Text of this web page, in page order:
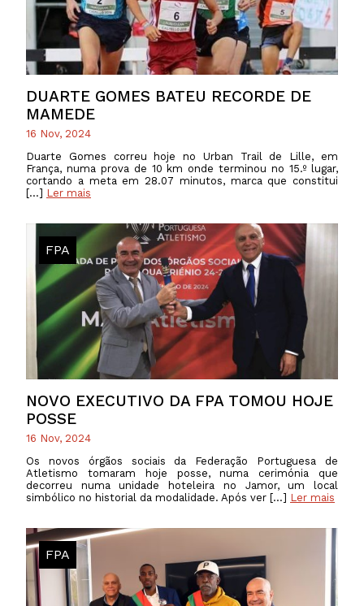
DUARTE GOMES BATEU RECORDE DE
MAMEDE
16 Nov, 2024
Duarte Gomes correu hoje no Urban Trail de Lille, em
França, numa prova de 10 km onde terminou no 15.º lugar,
cortando a meta em 28.07 minutos, marca que constitui
[…] Ler mais
NOVO EXECUTIVO DA FPA TOMOU HOJE
POSSE
FPA
16 Nov, 2024
Os novos órgãos sociais da Federação Portuguesa de
Atletismo tomaram hoje posse, numa cerimónia que
decorreu numa unidade hoteleira no Jamor, um local
simbólico no historial da modalidade. Após ver […] Ler mais
FPA